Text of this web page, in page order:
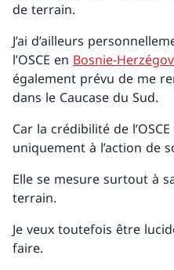
de terrain.
J’ai d’ailleurs
l’OSCE en Bosnie-
également prévu de me
dans le Caucase du Sud.
Car la crédibilité de
uniquement à l’action de
Elle se mesure surtout à
terrain.
Je veux toutefois être
faire.